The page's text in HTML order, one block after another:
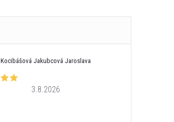
Kocibášová Jakubcová Jaroslava
3.8.2026